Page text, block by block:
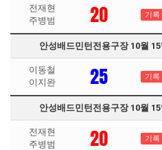
전재현
주병범
20 기록
안성배드민턴전용구장 10월
이동철
이지완
25 기록
안성배드민턴전용구장 10월
전재현
주병범
20 기록